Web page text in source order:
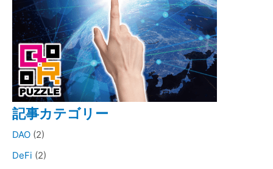
記事カテゴリー
DAO (2)
DeFi (2)